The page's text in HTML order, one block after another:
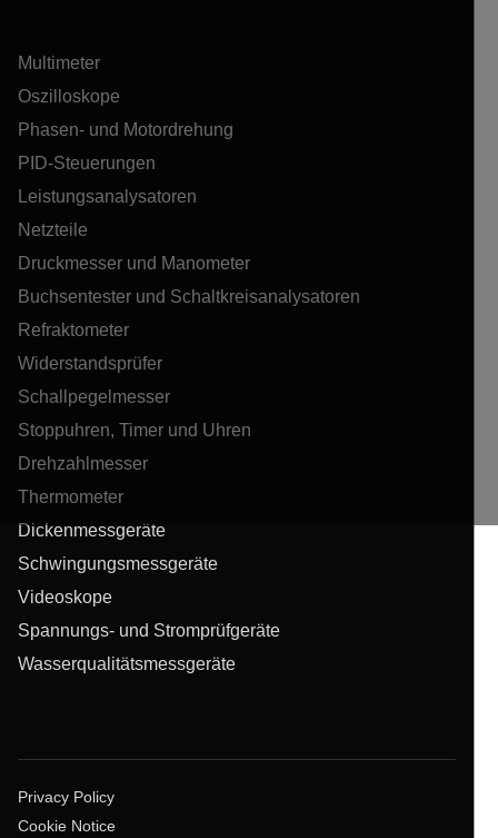
Multimeter
Oszilloskope
Phasen- und Motordrehung
PID-Steuerungen
Leistungsanalysatoren
Netzteile
Druckmesser und Manometer
Buchsentester und Schaltkreisanalysatoren
Refraktometer
Widerstandsprüfer
Schallpegelmesser
Stoppuhren, Timer und Uhren
Drehzahlmesser
Thermometer
Dickenmessgeräte
Schwingungsmessgeräte
Videoskope
Spannungs- und Stromprüfgeräte
Wasserqualitätsmessgeräte
Privacy Policy
Cookie Notice